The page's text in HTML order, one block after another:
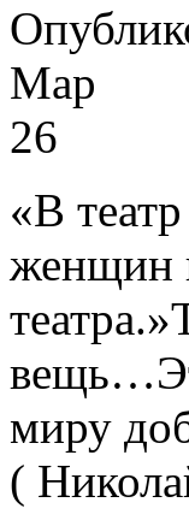
Мар
26
«В
женщин
миру
(